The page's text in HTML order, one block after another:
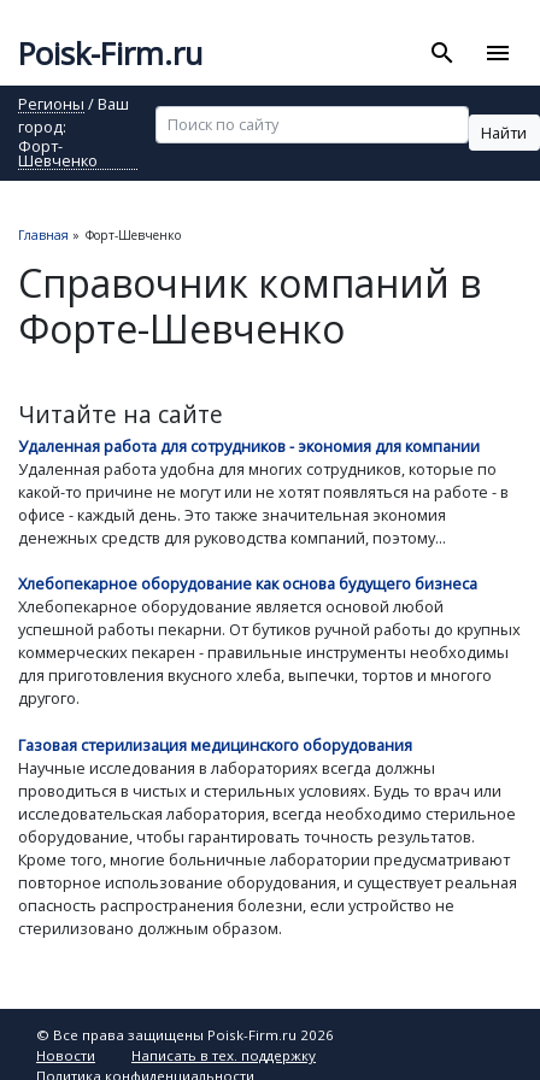
Poisk-Firm.ru search menu
Регионы / Ваш
город:
Форт-
Шевченко
Найти
Главная » Форт-Шевченко
Справочник компаний в
Форте-Шевченко
Читайте на сайте
Удаленная работа для сотрудников - экономия для компании
Удаленная работа удобна для многих сотрудников, которые по
какой-то причине не могут или не хотят появляться на работе - в
офисе - каждый день. Это также значительная экономия
денежных средств для руководства компаний, поэтому...
Хлебопекарное оборудование как основа будущего бизнеса
Хлебопекарное оборудование является основой любой
успешной работы пекарни. От бутиков ручной работы до крупных
коммерческих пекарен - правильные инструменты необходимы
для приготовления вкусного хлеба, выпечки, тортов и многого
другого.
Газовая стерилизация медицинского оборудования
Научные исследования в лабораториях всегда должны
проводиться в чистых и стерильных условиях. Будь то врач или
исследовательская лаборатория, всегда необходимо стерильное
оборудование, чтобы гарантировать точность результатов.
Кроме того, многие больничные лаборатории предусматривают
повторное использование оборудования, и существует реальная
опасность распространения болезни, если устройство не
стерилизовано должным образом.
© Все права защищены Poisk-Firm.ru 2026
Новости
Написать в тех. поддержку
Политика конфиденциальности